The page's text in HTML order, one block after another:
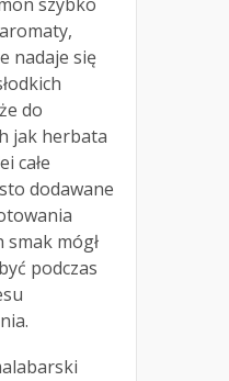
nadaje się
do
jak herbata
całe
dodawane
mógł
podczas